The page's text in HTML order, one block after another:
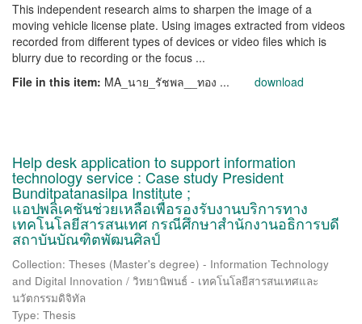
This independent research aims to sharpen the image of a
moving vehicle license plate. Using images extracted from videos
recorded from different types of devices or video files which is
blurry due to recording or the focus ...
File in this item: MA_นาย_รัชพล__ทอง ... download
Help desk application to support information
technology service : Case study President
Bunditpatanasilpa Institute ;
แอปพลิเคชันช่วยเหลือเพื่อรองรับงานบริการทาง
เทคโนโลยีสารสนเทศ กรณีศึกษาสำนักงานอธิการบดี
สถาบันบัณฑิตพัฒนศิลป์
Collection: Theses (Master's degree) - Information Technology
and Digital Innovation / วิทยานิพนธ์ - เทคโนโลยีสารสนเทศและ
นวัตกรรมดิจิทัล
Type: Thesis